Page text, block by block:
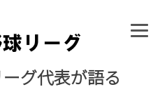
グ代表が語る